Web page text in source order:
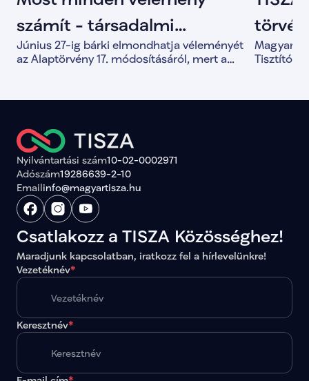
számít - társadalmi
egyeztetés indult az
Június 27-ig bárki elmondhatja véleményét
az Alaptörvény 17. módosításáról, mert a
Magyar
Nyilvántartási szám10-02-0002971
Adószám19286639-2-10
Emailinfo@magyartisza.hu
Csatlakozz a TISZA Közösséghez!
Maradjunk kapcsolatban, iratkozz fel a hírlevelünkre!
Vezetéknév*
Keresztnév*